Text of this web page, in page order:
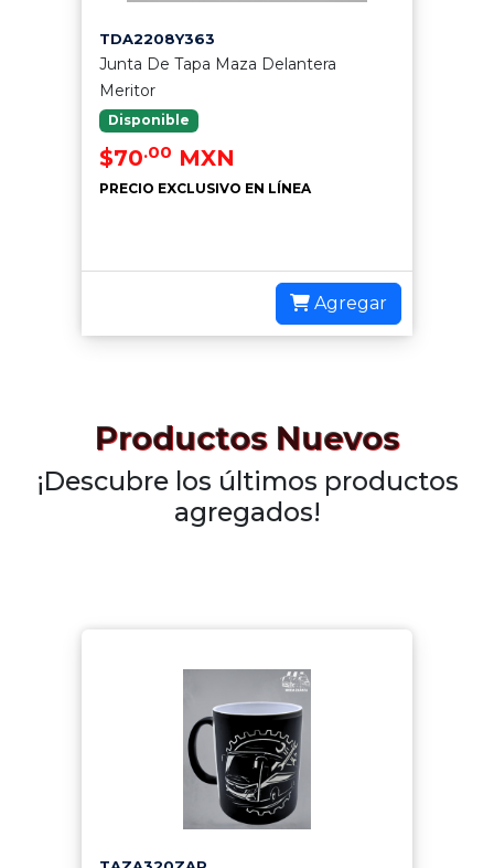
TDA2208Y363
Junta De Tapa Maza Delantera
Meritor
Disponible
$70.00 MXN
PRECIO EXCLUSIVO EN LÍNEA
Agregar
Productos Nuevos
¡Descubre los últimos productos
agregados!